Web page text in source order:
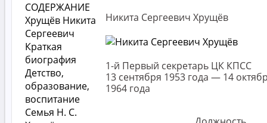
Никита Сергеевич Хрущёв
1-й Первый секретарь ЦК КПСС
13 сентября 1953 года — 14
1964 года
СОДЕРЖАНИЕ
Хрущёв Никита
Сергеевич
Краткая
биография
Детство,
образование,
воспитание
Семья Н. С.